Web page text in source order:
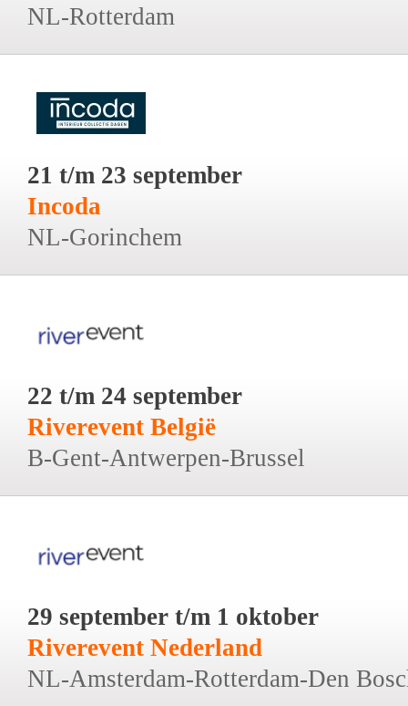
NL-Rotterdam
21 t/m 23 september
Incoda
NL-Gorinchem
22 t/m 24 september
Riverevent België
B-Gent-Antwerpen-Brussel
29 september t/m 1 oktober
Riverevent Nederland
NL-Amsterdam-Rotterdam-Den